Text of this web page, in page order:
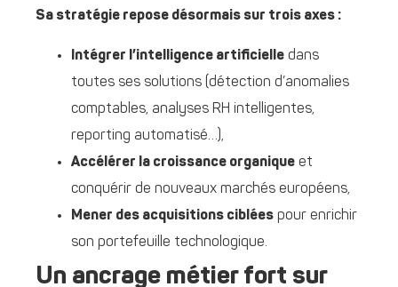
Sa stratégie repose désormais sur trois axes :
Intégrer l’intelligence artificielle dans
toutes ses solutions (détection d’anomalies
comptables, analyses RH intelligentes,
reporting automatisé…),
Accélérer la croissance organique et
conquérir de nouveaux marchés européens,
Mener des acquisitions ciblées pour enrichir
son portefeuille technologique.
Un ancrage métier fort sur